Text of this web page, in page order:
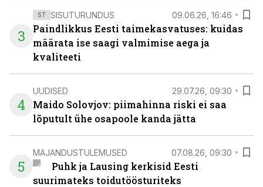
3
ST SISUTURUNDUS 09.06.26, 16:46
Paindlikkus Eesti taimekasvatuses: kuidas
määrata ise saagi valmimise aega ja
kvaliteeti
4
UUDISED 29.07.26, 09:30
Maido Solovjov: piimahinna riski ei saa
lõputult ühe osapoole kanda jätta
5
MAJANDUSTULEMUSED 07.08.26, 09:30
Puhk ja Lausing kerkisid Eesti
suurimateks toidutöösturiteks